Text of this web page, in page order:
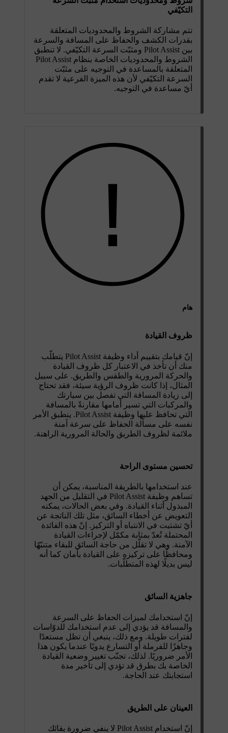
التكيّفي
تتم مشاركة الشروط والمحدوديات المتعلقة
بقدرات الكشف والحفاظ على المسافة والسرعة
بين Pilot Assist ومثبّت السرعة التكيّفي. لا تنطبق
الشروط والمحدوديات الخاصة بنظام Pilot Assist
المتعلقة بالمساعدة في التوجيه على مثبّت
السرعة التكيّفي لأن هذه الميزة الفرعية لا تقدم
أيّ مساعدة في التوجيه.
هام
ظروف القيادة
إنّ قيامك بتقييم أداء وظيفة Pilot Assist يتطلّب
منك أن تأخذ في الاعتبار كل ظروف القيادة
والحركة المرورية والطقس والطريق. على سبيل
المثال، إذا كانت ظروف الرؤية سيئة، فقد تحتاج
إلى زيادة المسافة التي تفصل بين سيارتك
والمركبات التي تسير أمامها مقارنةً بالمسافة
التي تحافظ عليها وظيفة Pilot Assist. ينطبق الأمر
نفسه على مسألة الحفاظ على سرعة آمنة
ملائمة لظروف الطريق والحالة المرورية الراهنة.
تحسين مستوى الراحة
عند استخدامها بالطريقة المناسبة، يمكن أن
تساهم وظيفة Pilot Assist في التقليل من الجهد
المبذول أثناء القيادة. وفي بعض الحالات، يمكنه
التعويض عن أخطاء السائق، مثل تلك الناتجة عن
أيّ تشتيت في الانتباه أو التركيز. إنّ هذه الفائدة
المحتملة تُعدّ بمثابة مكمّل لإجراءات القيادة
الآمنة. وهي لا تقلّل من حاجة السائق للبقاء متنبّهًا
ومحافظًا على تركيزه على القيادة بأمان كما أنه
ليس بديلًا لهذه المتطلّبات.
جاهزية السائق
إنّ استخدامك لميزات الحفاظ على السرعة
والمسافة قد يؤدي إلى عدم استخدامك للدوّاسات
لفترات طويلة. ومع ذلك، ينبغي أن تظل مستعدًا
وجاهزًا للفرملة أو التسارع يدويًا عندما يكون هذا
الأمر ضروريًا. لذلك، تجنّب تغيير وضعية القيادة
الخاصة بك بطرق قد تؤدي إلى تأخير مدة
استجابتك عند الحاجة.
العينان على الطريق
إنّ استخدام Pilot Assist لا ينفي ضرورة بقائك